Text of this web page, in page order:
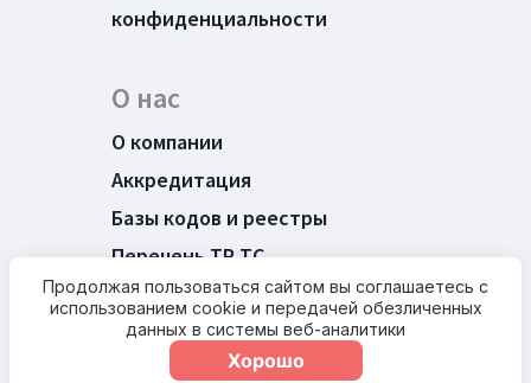
конфиденциальности
О нас
О компании
Аккредитация
Базы кодов и реестры
Перечень ТР ТС
Новости
Контакты
Продолжая пользоваться сайтом вы соглашаетесь с
использованием cookie и передачей обезличенных
данных в системы веб-аналитики
Хорошо